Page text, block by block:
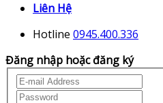
Liên Hệ
Hotline 0945.400.336
Đăng nhập hoặc đăng ký